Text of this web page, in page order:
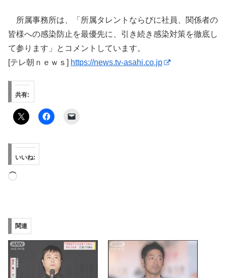
所属事務所は、「所属タレントならびに社員、関係者の
皆様への感染防止を最優先に、引き続き感染対策を徹底し
て参ります」とコメントしています。
[テレ朝ｎｅｗｓ] https://news.tv-asahi.co.jp
共有:
いいね:
読
み
中…
関連